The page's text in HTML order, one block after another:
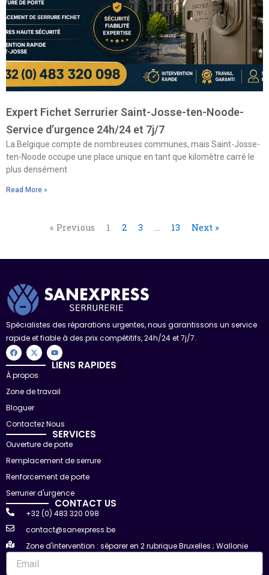
Expert Fichet Serrurier Saint-Josse-ten-Noode-
Service d’urgence 24h/24 et 7j/7
La Belgique compte de nombreuses communes, mais Saint-Josse-
ten-Noode occupe une place unique en tant que kilomètre carré le
plus densément
Read More »
« Previous 1 2 3 … 13 Next »
Spécialistes des réparations urgentes, nous garantissons un service
rapide et fiable à des prix compétitifs, 24h/24 et 7j/7.
F
a
c
b
o
X
-
t
i
t
r
Y
o
u
t
e
LIENS RAPIDES
À propos
Zone de travail
Bloguer
Contactez Nous
SERVICES
Ouverture de porte
Remplacement de serrure
Renforcement de porte
Serrurier d'urgence
CONTACT US
+32 (0) 483 320 098
contact@sanexpress.be
Zone d'intervention : séparer en 2 rubrique Bruxelles ; Wallonie